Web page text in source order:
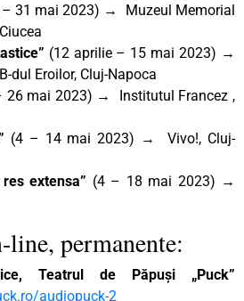
– 31 mai 2023) → Muzeul Memorial
(12 aprilie – 15 mai 2023) →
dul Eroilor, Cluj-Napoca
26 mai 2023) → Institutul Francez ,
(4 – 14 mai 2023) → Vivo!, Cluj-
extensa” (4 – 18 mai 2023) →
permanente:
Teatrul de Păpuși „Puck”
audiopuck-2